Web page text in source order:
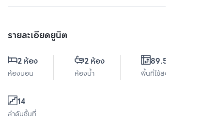
รายละเอียดยูนิต
2 ห้อง
ห้องนอน
2 ห้อง
ห้องน้ำ
89.54 ตร.ม.
พื้นที่ใช้สอย
14
ลำดับชั้นที่